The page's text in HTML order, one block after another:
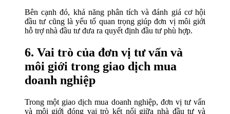
Bên cạnh đó, khả năng phân tích và đánh giá cơ hội
đầu tư cũng là yếu tố quan trọng giúp đơn vị môi giới
hỗ trợ nhà đầu tư đưa ra quyết định đầu tư phù hợp.
6. Vai trò của đơn vị tư vấn và
môi giới trong giao dịch mua
doanh nghiệp
Trong một giao dịch mua doanh nghiệp, đơn vị tư vấn
và môi giới đóng vai trò kết nối giữa nhà đầu tư và